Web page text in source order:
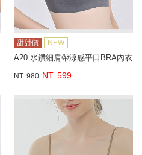
甜甜價 NEW
A20.水鑽細肩帶涼感平口BRA內衣
NT. 980 NT. 599